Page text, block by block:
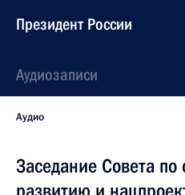
Президент России
Аудиозаписи
Аудио
Заседание Совета по